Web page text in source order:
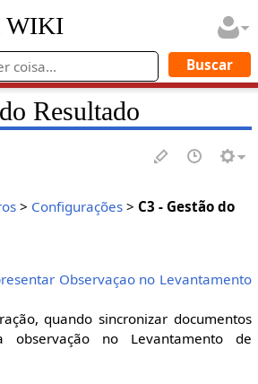
WIKI
Resultado
> Configurações> C3 - Gestão do
Observaçao no Levantamento
quando sincronizar documentos
observação no Levantamento de